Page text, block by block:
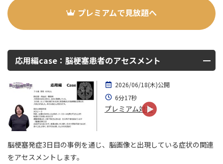
プレミアムで見放題へ
応用編case：脳梗塞患者のアセスメント
2026/06/18(木)公開
6分17秒
プレミアム対象
脳梗塞発症3日目の事例を通じ、脳画像と出現している症状の関連
をアセスメントします。